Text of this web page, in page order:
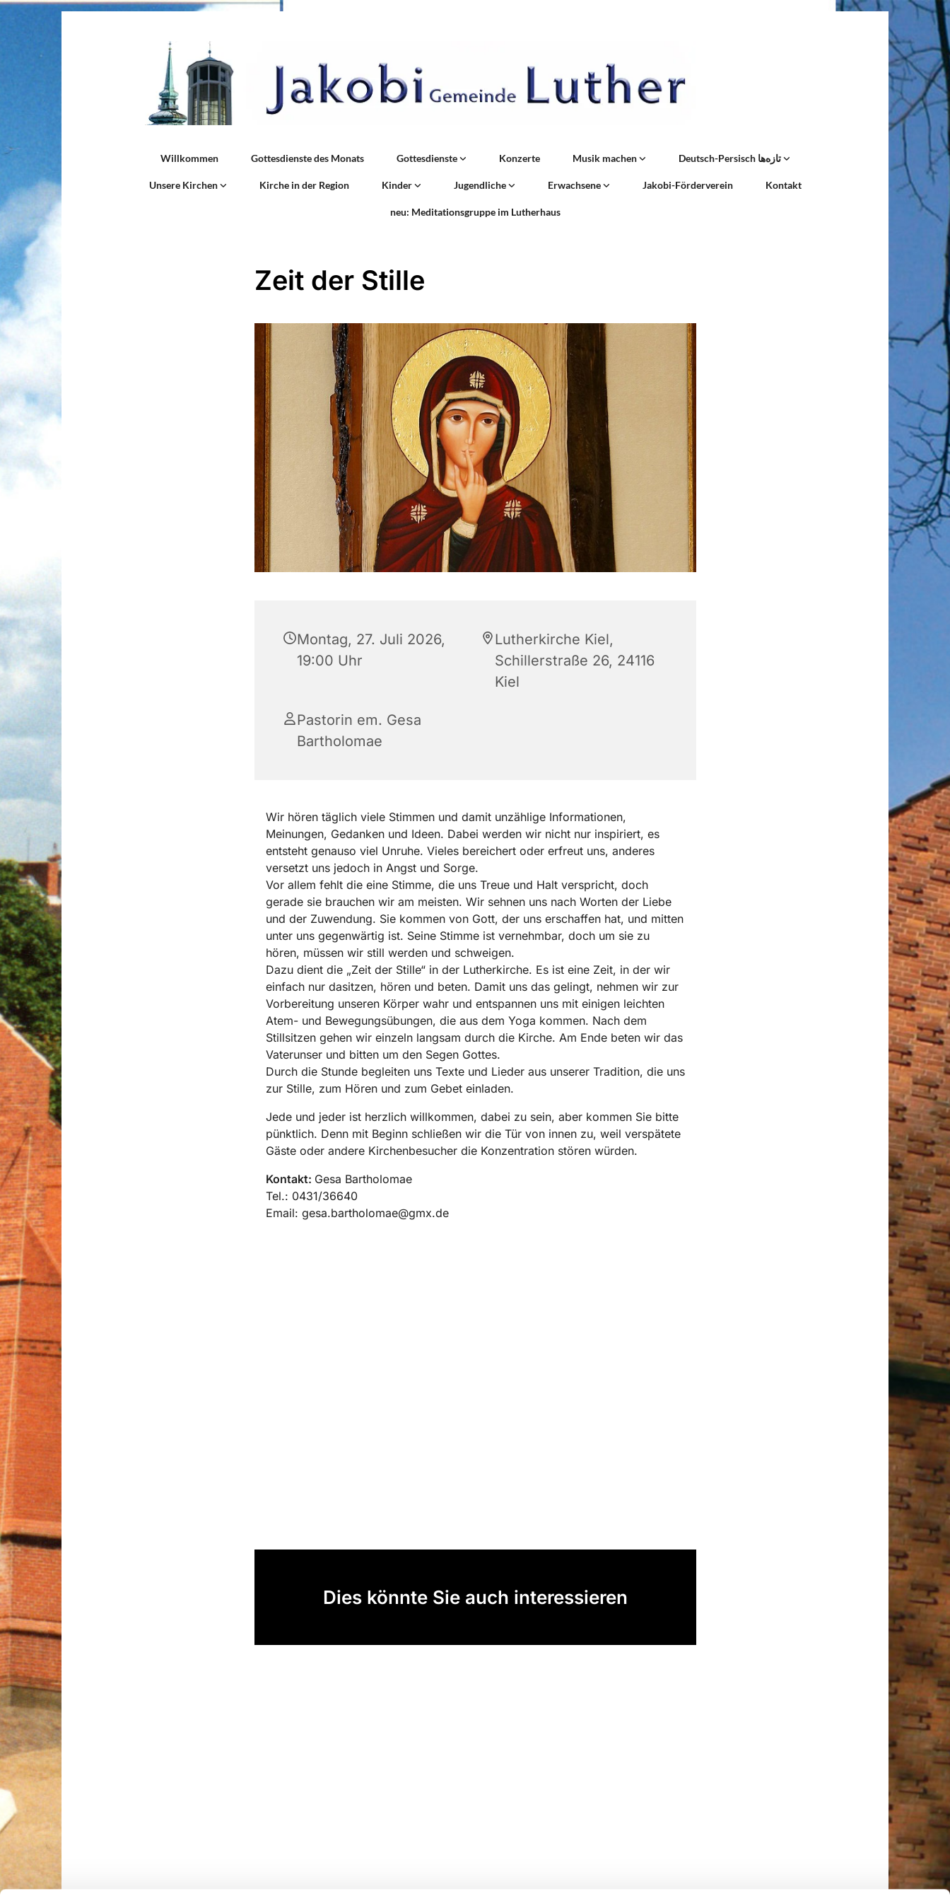
Willkommen Gottesdienste des Monats Gottesdienste Konzerte Musik machen Deutsch-Persisch تازه‌ها
Unsere Kirchen Kirche in der Region Kinder Jugendliche Erwachsene Jakobi-Förderverein Kontakt
neu: Meditationsgruppe im Lutherhaus
Zeit der Stille
Montag, 27. Juli 2026,
19:00 Uhr
Lutherkirche Kiel,
Schillerstraße 26, 24116
Kiel
Pastorin em. Gesa
Bartholomae
Wir hören täglich viele Stimmen und damit unzählige Informationen,
Meinungen, Gedanken und Ideen. Dabei werden wir nicht nur inspiriert, es
entsteht genauso viel Unruhe. Vieles bereichert oder erfreut uns, anderes
versetzt uns jedoch in Angst und Sorge.
Vor allem fehlt die eine Stimme, die uns Treue und Halt verspricht, doch
gerade sie brauchen wir am meisten. Wir sehnen uns nach Worten der Liebe
und der Zuwendung. Sie kommen von Gott, der uns erschaffen hat, und mitten
unter uns gegenwärtig ist. Seine Stimme ist vernehmbar, doch um sie zu
hören, müssen wir still werden und schweigen.
Dazu dient die „Zeit der Stille“ in der Lutherkirche. Es ist eine Zeit, in der wir
einfach nur dasitzen, hören und beten. Damit uns das gelingt, nehmen wir zur
Vorbereitung unseren Körper wahr und entspannen uns mit einigen leichten
Atem- und Bewegungsübungen, die aus dem Yoga kommen. Nach dem
Stillsitzen gehen wir einzeln langsam durch die Kirche. Am Ende beten wir das
Vaterunser und bitten um den Segen Gottes.
Durch die Stunde begleiten uns Texte und Lieder aus unserer Tradition, die uns
zur Stille, zum Hören und zum Gebet einladen.
Jede und jeder ist herzlich willkommen, dabei zu sein, aber kommen Sie bitte
pünktlich. Denn mit Beginn schließen wir die Tür von innen zu, weil verspätete
Gäste oder andere Kirchenbesucher die Konzentration stören würden.
Kontakt: Gesa Bartholomae
Tel.: 0431/36640
Email: gesa.bartholomae@gmx.de
Dies könnte Sie auch interessieren